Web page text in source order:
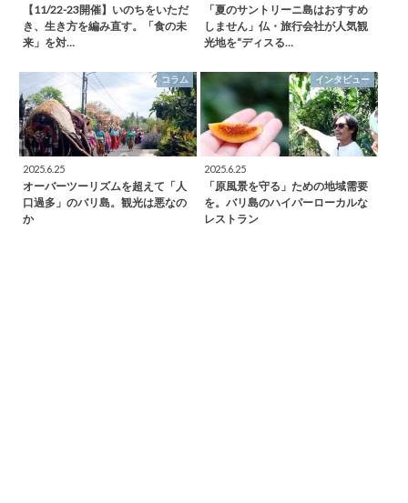
【11/22-23開催】いのちをいただ
き、生き方を編み直す。「食の未
来」を対…
「夏のサントリーニ島はおすすめ
しません」仏・旅行会社が人気観
光地を“ディスる…
コラム
2025.6.25
オーバーツーリズムを超えて「人
口過多」のバリ島。観光は悪なの
か
インタビュー
2025.6.25
「原風景を守る」ための地域需要
を。バリ島のハイパーローカルな
レストラン